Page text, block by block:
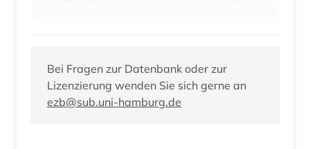
Bei Fragen zur Datenbank oder zur
Lizenzierung wenden Sie sich gerne an
ezb@sub.uni-hamburg.de